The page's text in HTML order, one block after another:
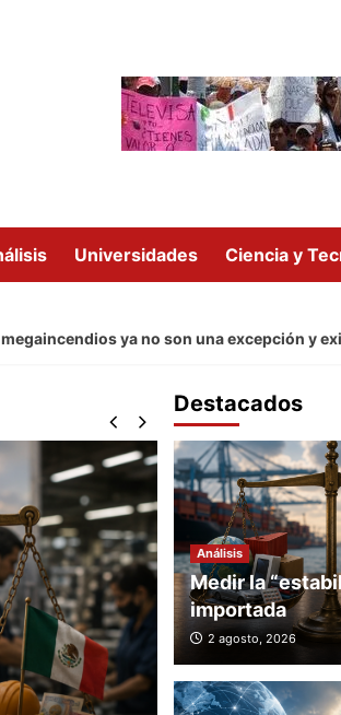
Universidades Ciencia y
ya no son una excepción y exige
Internacional
ONU
Destacados
Análisis
Medir la
importada
2 agosto, 2026